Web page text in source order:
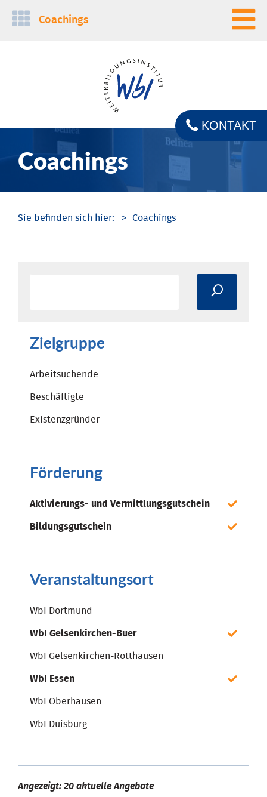
Navigation
Coachings
Coachings
KONTAKT
Coachings
Zielgruppe
Arbeitsuchende
Beschäftigte
Existenzgründer
Förderung
Aktivierungs- und Vermittlungsgutschein
Bildungsgutschein
Veranstaltungsort
WbI Dortmund
WbI Gelsenkirchen-Buer
WbI Gelsenkirchen-Rotthausen
WbI Essen
WbI Oberhausen
WbI Duisburg
Angezeigt: 20 aktuelle Angebote